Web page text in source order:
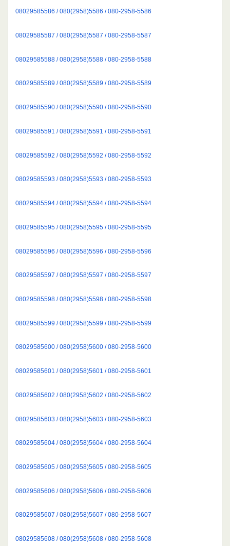
08029585586 / 080(2958)5586 / 080-2958-5586
08029585587 / 080(2958)5587 / 080-2958-5587
08029585588 / 080(2958)5588 / 080-2958-5588
08029585589 / 080(2958)5589 / 080-2958-5589
08029585590 / 080(2958)5590 / 080-2958-5590
08029585591 / 080(2958)5591 / 080-2958-5591
08029585592 / 080(2958)5592 / 080-2958-5592
08029585593 / 080(2958)5593 / 080-2958-5593
08029585594 / 080(2958)5594 / 080-2958-5594
08029585595 / 080(2958)5595 / 080-2958-5595
08029585596 / 080(2958)5596 / 080-2958-5596
08029585597 / 080(2958)5597 / 080-2958-5597
08029585598 / 080(2958)5598 / 080-2958-5598
08029585599 / 080(2958)5599 / 080-2958-5599
08029585600 / 080(2958)5600 / 080-2958-5600
08029585601 / 080(2958)5601 / 080-2958-5601
08029585602 / 080(2958)5602 / 080-2958-5602
08029585603 / 080(2958)5603 / 080-2958-5603
08029585604 / 080(2958)5604 / 080-2958-5604
08029585605 / 080(2958)5605 / 080-2958-5605
08029585606 / 080(2958)5606 / 080-2958-5606
08029585607 / 080(2958)5607 / 080-2958-5607
08029585608 / 080(2958)5608 / 080-2958-5608